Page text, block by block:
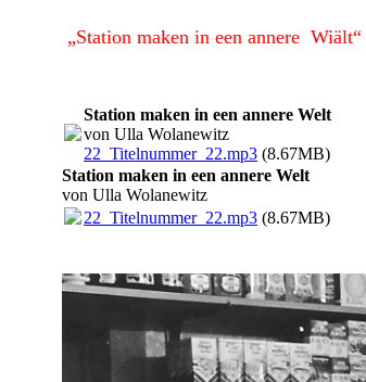
„Station maken in een annere
Station maken in een annere Welt
von Ulla Wolanewitz
22_Titelnummer_22.mp3 (8.67MB)
Station maken in een annere Welt
von Ulla Wolanewitz
22_Titelnummer_22.mp3 (8.67MB)